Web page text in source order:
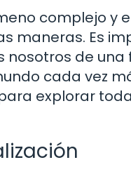
complejo y
maneras. Es
de una
cada vez
explorar